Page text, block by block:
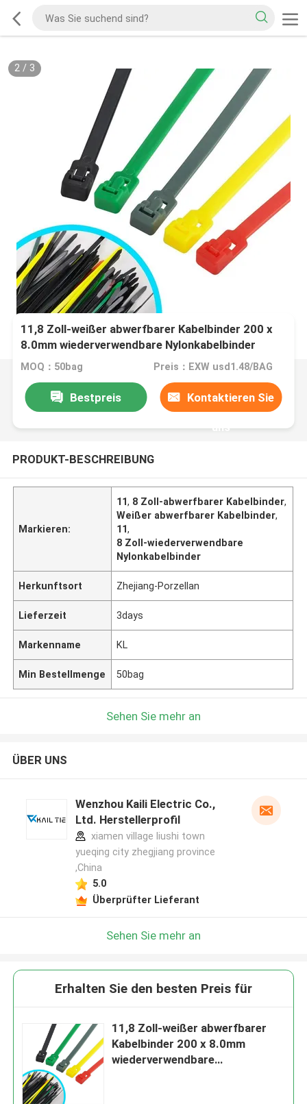
2/ 3
11,8 Zoll-weißer abwerfbarer Kabelbinder 200 x
8.0mm wiederverwendbare Nylonkabelbinder
MOQ：50bag Preis：EXW usd1.48/BAG
Bestpreis Kontaktieren Sie
uns
PRODUKT-BESCHREIBUNG
Markieren:
11, 8 Zoll-abwerfbarer Kabelbinder,
Weißer abwerfbarer Kabelbinder,
11,
8 Zoll-wiederverwendbare
Nylonkabelbinder
Herkunftsort Zhejiang-Porzellan
Lieferzeit 3days
Markenname KL
Min Bestellmenge 50bag
Sehen Sie mehr an
ÜBER UNS
Wenzhou Kaili Electric Co.,
Ltd. Herstellerprofil
xiamen village liushi town
yueqing city zhegjiang province
,China
5.0
Überprüfter Lieferant
Sehen Sie mehr an
Erhalten Sie den besten Preis für
11,8 Zoll-weißer abwerfbarer
Kabelbinder 200 x 8.0mm
wiederverwendbare